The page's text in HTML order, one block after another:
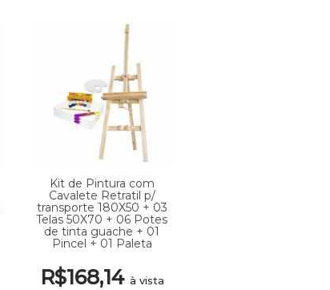
Kit de Pintura com
Cavalete Retratil p/
transporte 180X50 + 03
Telas 50X70 + 06 Potes
de tinta guache + 01
Pincel + 01 Paleta
R$168,14 à vista